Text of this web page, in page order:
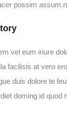
possim assum.n
vel eum iriure
facilisis at vero
duis dolore te
doming id